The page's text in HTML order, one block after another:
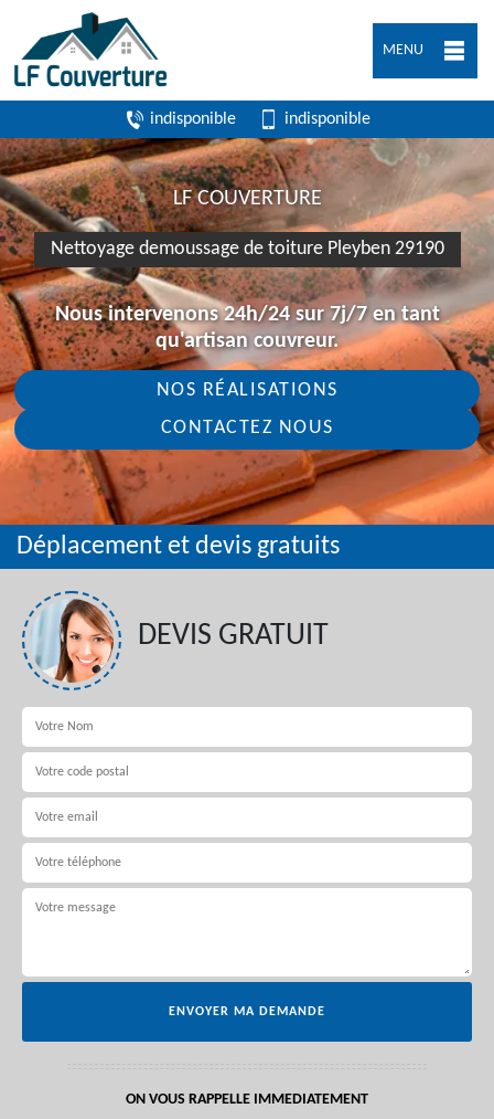
MENU
indisponible indisponible
LF COUVERTURE
Nettoyage demoussage de toiture Pleyben 29190
Nous intervenons 24h/24 sur 7j/7 en tant
qu'artisan couvreur.
NOS RÉALISATIONS
CONTACTEZ NOUS
Déplacement et devis gratuits
DEVIS GRATUIT
ON VOUS RAPPELLE IMMEDIATEMENT